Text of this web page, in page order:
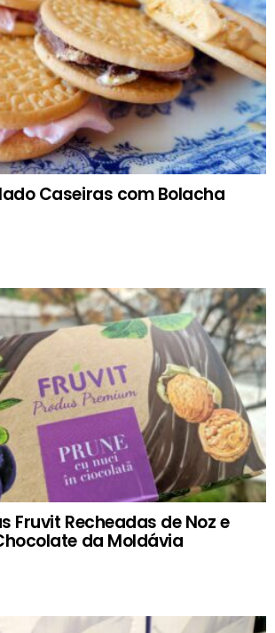
Caseiras com Bolacha
Fruvit Recheadas de Noz e
da Moldávia